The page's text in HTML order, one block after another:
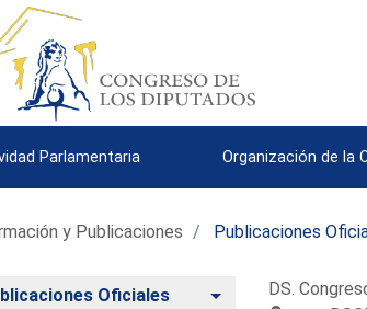
Parlamentaria Organización de la
y Publicaciones Publicaciones
Oficiales
Alternar
DS.